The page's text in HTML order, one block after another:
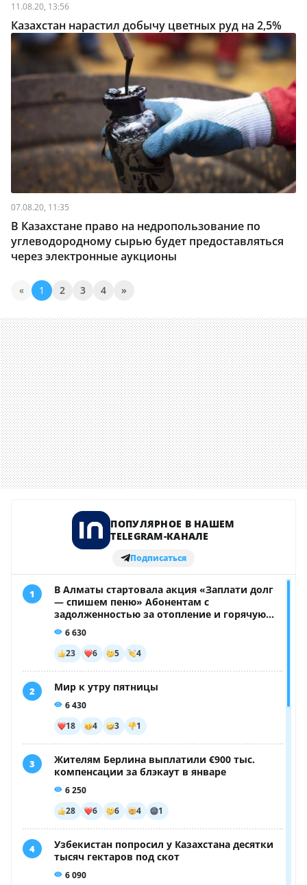
11.08.20, 13:56
Казахстан нарастил добычу цветных руд на 2,5%
07.08.20, 11:35
В Казахстане право на недропользование по
углеводородному сырью будет предоставляться
через электронные аукционы
« 1 2 3 4 »